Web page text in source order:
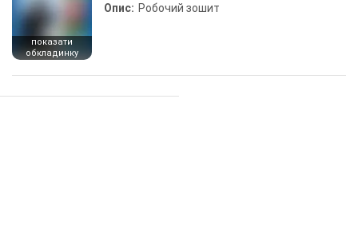
показати
обкладинку
Опис: Робочий зошит